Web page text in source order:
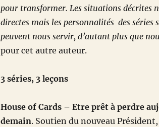
pour transformer. Les situations décrites
directes mais les personnalités des séries
peuvent nous servir, d’autant plus que
pour cet autre auteur.
3 séries, 3 leçons
House of Cards – Etre prêt à perdre
demain. Soutien du nouveau